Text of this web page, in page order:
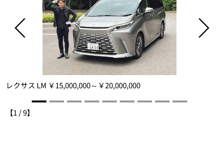
レクサス LM ￥15,000,000～￥20,000,000
【1 /9】